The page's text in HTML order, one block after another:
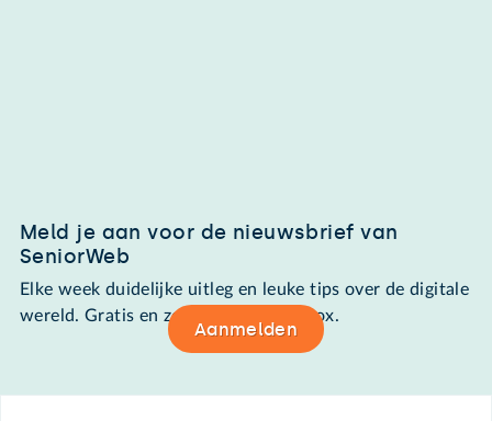
Meld je aan voor de nieuwsbrief van
SeniorWeb
Elke week duidelijke uitleg en leuke tips over de digitale
wereld. Gratis en zomaar in de mailbox.
Aanmelden